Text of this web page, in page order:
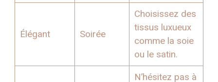
Élégant Soirée
Choisissez des
tissus luxueux
comme la soie
ou le satin.
N’hésitez pas à